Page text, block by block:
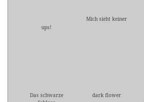
ups!
Mich sieht keiner
Das schwarze
dark flower